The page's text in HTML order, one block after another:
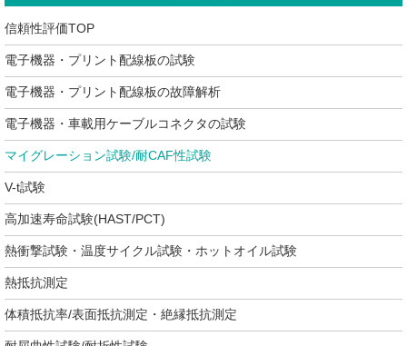
信頼性評価TOP
電子機器・プリント配線板の試験
電子機器・プリント配線板の故障解析
電子機器・車載用ケーブルコネクタの試験
マイグレーション試験/耐CAF性試験
V-t試験
高加速寿命試験(HAST/PCT)
熱衝撃試験・温度サイクル試験・ホットオイル試験
熱抵抗測定
体積抵抗率/表面抵抗測定・絶縁抵抗測定